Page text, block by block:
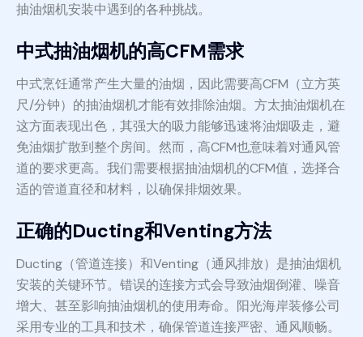
抽油烟机安装中遇到的各种挑战。
中式抽油烟机的高CFM需求
中式烹饪通常产生大量的油烟，因此需要高CFM（立方英
尺/分钟）的抽油烟机才能有效排除油烟。方太抽油烟机在
这方面表现出色，其强大的吸力能够迅速将油烟吸走，避
免油烟扩散到整个房间。然而，高CFM也意味着对通风管
道的要求更高。我们需要根据抽油烟机的CFM值，选择合
适的管道直径和材料，以确保排烟效果。
正确的Ducting和Venting方法
Ducting（管道连接）和Venting（通风排放）是抽油烟机
安装的关键环节。错误的连接方式会导致油烟倒灌、噪音
增大、甚至影响抽油烟机的使用寿命。阳光海岸装修公司
采用专业的工具和技术，确保管道连接严密、通风顺畅。